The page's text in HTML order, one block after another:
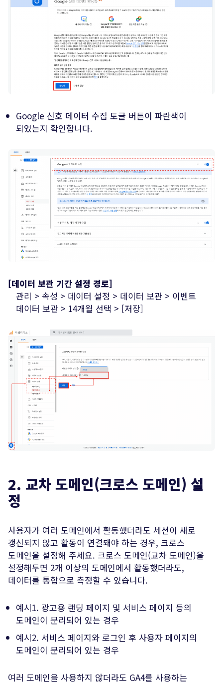
Google 신호 데이터 수집 토글 버튼이 파란색이
되었는지 확인합니다.
[데이터 보관 기간 설정 경로]
관리 > 속성 > 데이터 설정 > 데이터 보관 > 이벤트
데이터 보관 > 14개월 선택 > [저장]
2. 교차 도메인(크로스 도메인) 설
정
사용자가 여러 도메인에서 활동했더라도 세션이 새로
갱신되지 않고 활동이 연결돼야 하는 경우, 크로스
도메인을 설정해 주세요. 크로스 도메인(교차 도메인)을
설정해두면 2개 이상의 도메인에서 활동했더라도,
데이터를 통합으로 측정할 수 있습니다.
예시1. 광고용 랜딩 페이지 및 서비스 페이지 등의
도메인이 분리되어 있는 경우
예시2. 서비스 페이지와 로그인 후 사용자 페이지의
도메인이 분리되어 있는 경우
여러 도메인을 사용하지 않더라도 GA4를 사용하는